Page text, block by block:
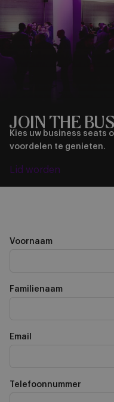
JOIN THE
Kies uw business seats
voordelen te genieten.
Lid worden
Voornaam
Familienaam
Email
Telefoonnummer